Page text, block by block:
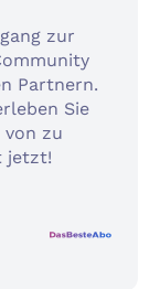
zur
Partnern.
Sie
von zu
jetzt!